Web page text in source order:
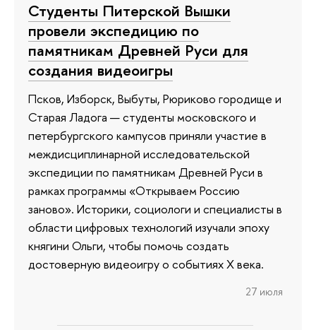
Студенты Питерской Вышки
провели экспедицию по
памятникам Древней Руси для
создания видеоигры
Псков, Изборск, Выбуты, Рюриково городище и
Старая Ладога — студенты московского и
петербургского кампусов приняли участие в
междисциплинарной исследовательской
экспедиции по памятникам Древней Руси в
рамках программы «Открываем Россию
заново». Историки, социологи и специалисты в
области цифровых технологий изучали эпоху
княгини Ольги, чтобы помочь создать
достоверную видеоигру о событиях X века.
27 июля